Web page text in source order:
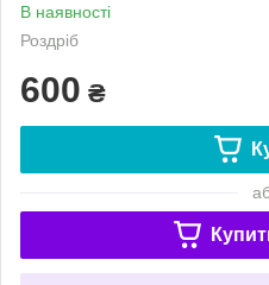
В наявності
Роздріб
600 ₴